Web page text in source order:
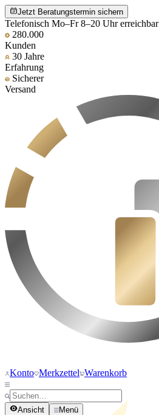
Jetzt Beratungstermin sichern
Telefonisch Mo–Fr 8–20 Uhr erreichbar
280.000
Kunden
30 Jahre
Erfahrung
Sicherer
Versand
Konto Merkzettel Warenkorb
Ansicht Menü